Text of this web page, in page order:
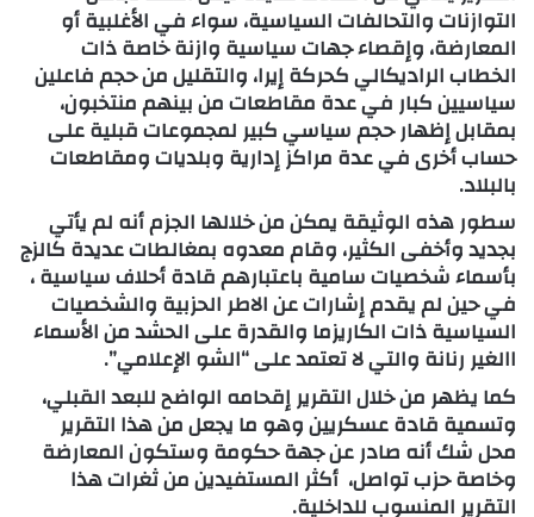
التوازنات والتحالفات السياسية، سواء في الأغلبية أو
المعارضة، وإقصاء جهات سياسية وازنة خاصة ذات
الخطاب الراديكالي كحركة إيرا، والتقليل من حجم فاعلين
سياسيين كبار في عدة مقاطعات من بينهم منتخبون،
بمقابل إظهار حجم سياسي كبير لمجموعات قبلية على
حساب أخرى في عدة مراكز إدارية وبلديات ومقاطعات
بالبلاد.
سطور هذه الوثيقة يمكن من خلالها الجزم أنه لم يأتي
بجديد وأخفى الكثير، وقام معدوه بمغالطات عديدة كالزج
بأسماء شخصيات سامية باعتبارهم قادة أحلاف سياسية ،
في حين لم يقدم إشارات عن الاطر الحزبية والشخصيات
السياسية ذات الكاريزما والقدرة على الحشد من الأسماء
االغير رنانة والتي لا تعتمد على “الشو الإعلامي”.
كما يظهر من خلال التقرير إقحامه الواضح للبعد القبلي،
وتسمية قادة عسكريين وهو ما يجعل من هذا التقرير
محل شك أنه صادر عن جهة حكومة وستكون المعارضة
وخاصة حزب تواصل، أكثر المستفيدين من ثغرات هذا
التقرير المنسوب للداخلية.